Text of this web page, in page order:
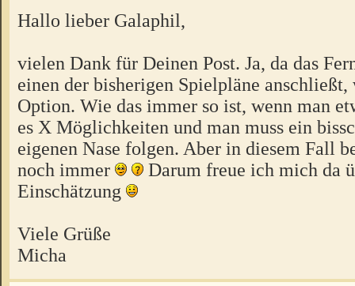
Hallo lieber Galaphil,
vielen Dank für Deinen Post. Ja, da das
einen der bisherigen Spielpläne anschließt,
Option. Wie das immer so ist, wenn man
es X Möglichkeiten und man muss ein
eigenen Nase folgen. Aber in diesem Fall
noch immer
Darum freue ich mich da
Einschätzung
Viele Grüße
Micha